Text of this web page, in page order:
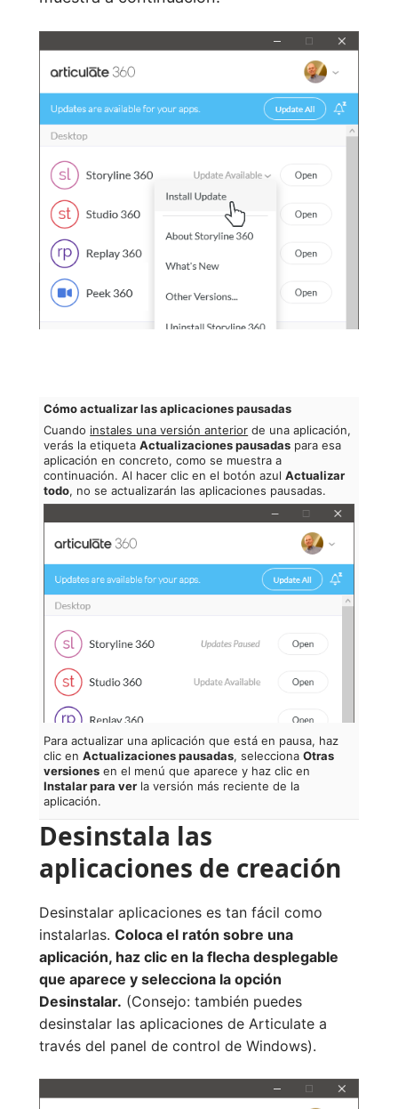
Cómo actualizar las aplicaciones pausadas
Cuando instales una versión anterior de una aplicación,
verás la etiquetaActualizaciones pausadas para esa
aplicación en concreto, como se muestra a
continuación. Al hacer clic en el botón azulActualizar
todo, no se actualizarán las aplicaciones pausadas.
Para actualizar una aplicación que está en pausa, haz
clic enActualizaciones pausadas, seleccionaOtras
versiones en el menú que aparece y haz clic en
Instalar para ver la versión más reciente de la
aplicación.
Desinstala las
aplicaciones de creación
Desinstalar aplicaciones es tan fácil como
instalarlas. Coloca el ratón sobre una
aplicación, haz clic en la flecha desplegable
que aparece y selecciona la opción
Desinstalar. (Consejo: también puedes
desinstalar las aplicaciones de Articulate a
través del panel de control de Windows).